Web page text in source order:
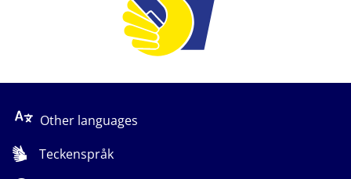
Other languages
Teckenspråk